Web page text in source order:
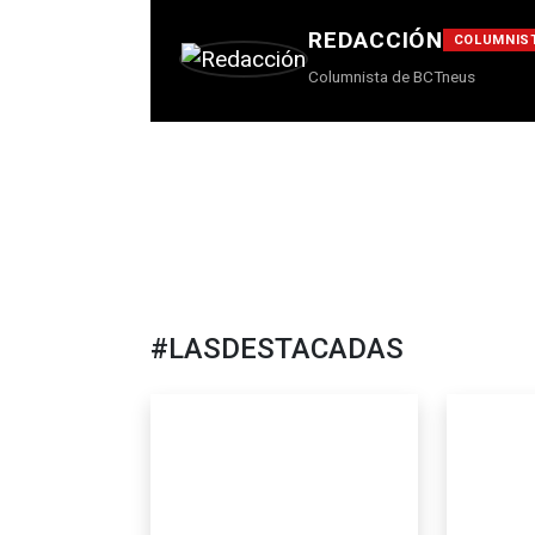
REDACCIÓN
Columnista de BCTneus
#LASDESTACADAS